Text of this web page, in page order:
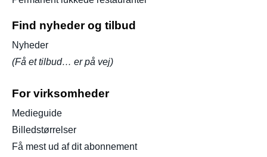
Find nyheder og tilbud
Nyheder
(Få et tilbud… er på vej)
For virksomheder
Medieguide
Billedstørrelser
Få mest ud af dit abonnement